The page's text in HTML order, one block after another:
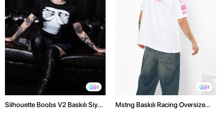
2
Silhouette Boobs V2 Baskılı Siyah
2
Mstng Baskılı Racing Oversize